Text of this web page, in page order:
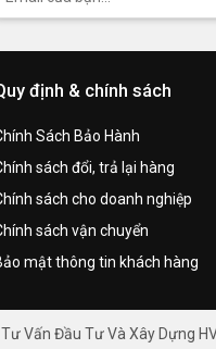
định & chính sách
Sách Bảo Hành
sách đổi, trả lại hàng
sách cho doanh nghiệp
sách vận chuyển
mật thông tin khách hàng
Vấn Đầu Tư Và Xây Dựng